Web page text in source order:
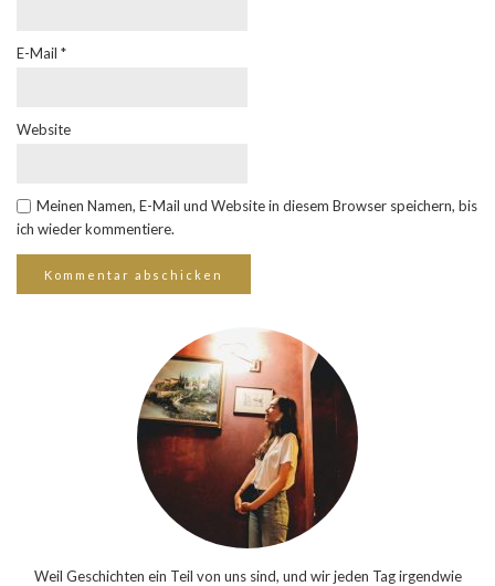
E-Mail *
Website
Meinen Namen, E-Mail und Website in diesem Browser speichern, bis
ich wieder kommentiere.
Weil Geschichten ein Teil von uns sind, und wir jeden Tag irgendwie